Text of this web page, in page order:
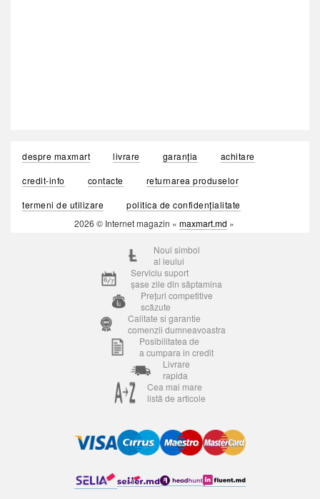
despre maxmart livrare garanția
achitare
credit-info
contacte
returnarea produselor
termeni de utilizare
politica de confidențialitate
2026 © Internet magazin « maxmart.md »
Noul simbol
al leului
Serviciu suport
șase zile din săptamina
Prețuri competitive
scăzute
Calitate si garantie
comenzii dumneavoastra
Posibilitatea de
a cumpara in credit
Livrare
rapida
Cea mai mare
listă de articole